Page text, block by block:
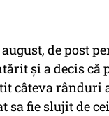
de post
și a decis că
câteva rânduri
sa fie slujit de